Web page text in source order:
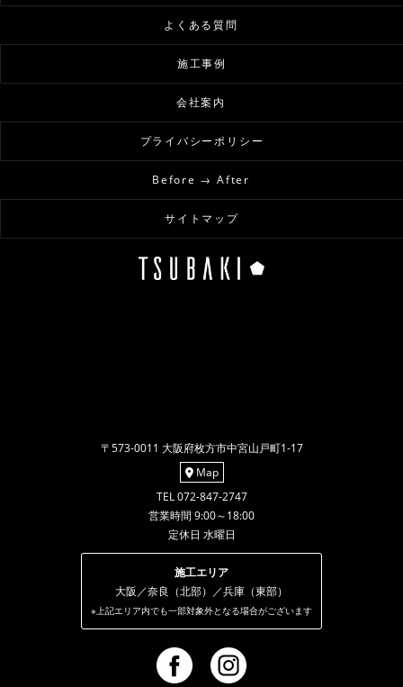
よくある質問
施工事例
会社案内
プライバシーポリシー
Before → After
サイトマップ
〒573-0011 大阪府枚方市中宮山戸町1-17
Map
TEL 072-847-2747
営業時間 9:00～18:00
定休日 水曜日
施工エリア
大阪／奈良（北部）／兵庫（東部）
※上記エリア内でも一部対象外となる場合がございます